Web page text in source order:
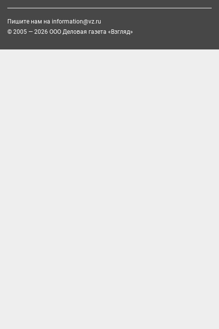
Пишите нам на information@vz.ru
© 2005 — 2026 ООО Деловая газета «Взгляд»